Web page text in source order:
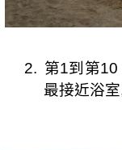
2. 第1到第10
最接近浴室